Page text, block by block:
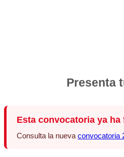
Presenta
Esta convocatoria ya ha
Consulta la nueva convocatoria